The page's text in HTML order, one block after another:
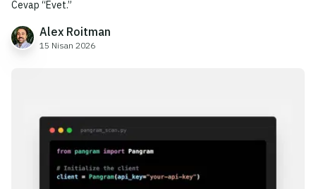
Cevap “Evet.”
Alex Roitman
15 Nisan 2026